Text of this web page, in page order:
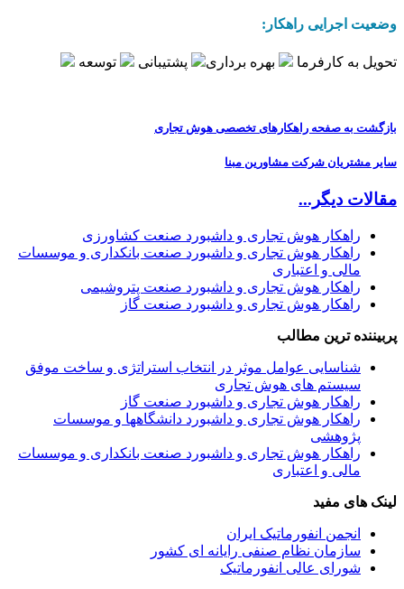
وضعیت اجرایی راهکار:
تحویل به کارفرما بهره برداری پشتیبانی توسعه
بازگشت به صفحه راهکارهای تخصصی هوش تجاری
سایر مشتریان شرکت مشاورین مبنا
مقالات دیگر...
راهکار هوش تجاری و داشبورد صنعت کشاورزی
راهکار هوش تجاری و داشبورد صنعت بانکداری و موسسات
مالی و اعتباری
راهکار هوش تجاری و داشبورد صنعت پتروشیمی
راهکار هوش تجاری و داشبورد صنعت گاز
پربیننده ترین مطالب
شناسایی عوامل موثر در انتخاب استراتژی و ساخت موفق
سیستم های هوش تجاری
راهکار هوش تجاری و داشبورد صنعت گاز
راهکار هوش تجاری و داشبورد دانشگاهها و موسسات
پژوهشی
راهکار هوش تجاری و داشبورد صنعت بانکداری و موسسات
مالی و اعتباری
لینک های مفید
انجمن انفورماتیک ایران
سازمان نظام صنفی رایانه ای کشور
شورای عالی انفورماتیک